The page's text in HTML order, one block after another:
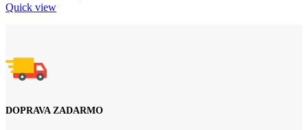
Quick view
DOPRAVA ZADARMO